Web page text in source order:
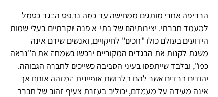
הרדיפה אחרי מותגים ממחישה עד כמה נתפס הבגד כסמל
למעמד חברתי. יצירותיהם של בתי-אופנה יוקרתיים בעלי שמות
הידועים בעולם כולו "זוכים" לחיקויים, ואנשים שידם אינה
משגת לקנות את הבגדים המקוריים ירכשו בשמחה את ה"נראה
כמו", ובלבד שייתפסו בעיני הסביבה כשייכים לחברה הגבוהה.
יהודים חרדים אשר להם תלבושת אופיינית המזהה אותם אך
אינה מעידה על מעמדם, יכולים בעזרת צעיף זהוב של חברה